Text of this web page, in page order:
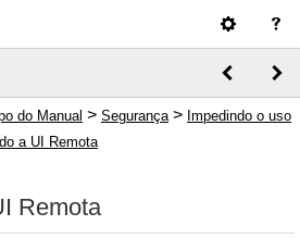
do Manual > Segurança > Impedindo o uso
a UI Remota
Remota